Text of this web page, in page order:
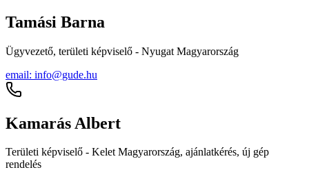
Tamási Barna
Ügyvezető, területi képviselő - Nyugat Magyarország
email: info@gude.hu
Kamarás Albert
Területi képviselő - Kelet Magyarország, ajánlatkérés, új gép
rendelés